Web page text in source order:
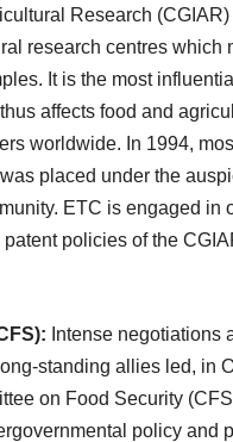
Research (CGIAR)
research centres which
It is the most influential
affects food and
worldwide. In 1994,
placed under the
ETC is engaged in
policies of the
Intense negotiations
standing allies led, in
on Food Security
policy and